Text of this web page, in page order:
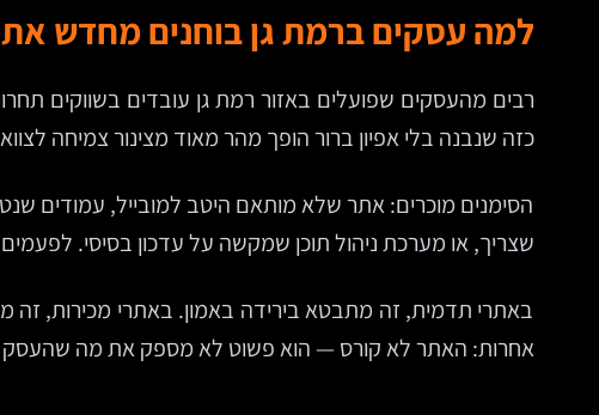
למה עסקים ברמת גן בוחנים מחדש
רבים מהעסקים שפועלים באזור רמת גן עובדים בשווקים
כזה שנבנה בלי אפיון ברור הופך מהר מאוד מצינור צמיחה
הסימנים מוכרים: אתר שלא מותאם היטב למובייל, עמודים
שצריך, או מערכת ניהול תוכן שמקשה על עדכון בסיסי.
באתרי תדמית, זה מתבטא בירידה באמון. באתרי מכירות, זה
אחרות: האתר לא קורס — הוא פשוט לא מספק את מה שהעסק